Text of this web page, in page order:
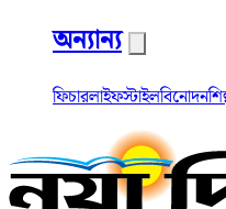
অন্যান্য
ফিচারলাইফস্টাইলবিনোদন